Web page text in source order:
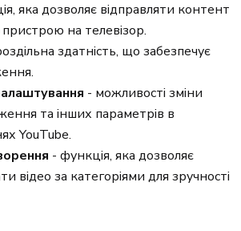
яка дозволяє відправляти контент
пристрою на телевізор.
здатність, що забезпечує
- можливості зміни
та інших параметрів в
YouTube.
- функція, яка дозволяє
відео за категоріями для зручності